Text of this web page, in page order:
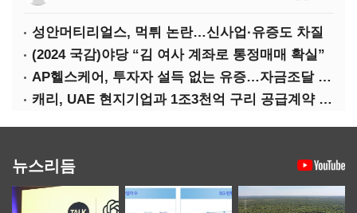
성안머티리얼스, 먹튀 논란…신사업·유증도 차질
(2024 국감)야당 “김 여사 계좌로 통정매매 확실”
AP헬스케어, 투자자 설득 없는 유증…자금조달 ‘빨간불’
캐리, UAE 현지기업과 1조3천억 구리 공급계약 체결
뉴스리듬